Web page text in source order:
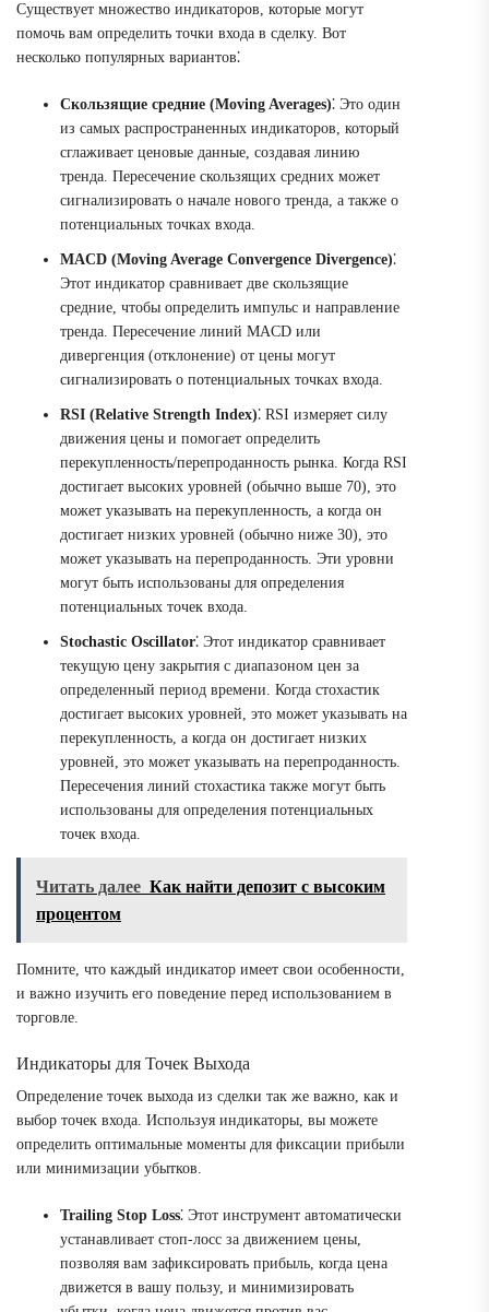
Существует множество индикаторов, которые могут
помочь вам определить точки входа в сделку. Вот
несколько популярных вариантов⁚
Скользящие средние (Moving Averages)⁚ Это один
из самых распространенных индикаторов, который
сглаживает ценовые данные, создавая линию
тренда. Пересечение скользящих средних может
сигнализировать о начале нового тренда, а также о
потенциальных точках входа.
MACD (Moving Average Convergence Divergence)⁚
Этот индикатор сравнивает две скользящие
средние, чтобы определить импульс и направление
тренда. Пересечение линий MACD или
дивергенция (отклонение) от цены могут
сигнализировать о потенциальных точках входа.
RSI (Relative Strength Index)⁚ RSI измеряет силу
движения цены и помогает определить
перекупленность/перепроданность рынка. Когда RSI
достигает высоких уровней (обычно выше 70), это
может указывать на перекупленность, а когда он
достигает низких уровней (обычно ниже 30), это
может указывать на перепроданность. Эти уровни
могут быть использованы для определения
потенциальных точек входа.
Stochastic Oscillator⁚ Этот индикатор сравнивает
текущую цену закрытия с диапазоном цен за
определенный период времени. Когда стохастик
достигает высоких уровней, это может указывать на
перекупленность, а когда он достигает низких
уровней, это может указывать на перепроданность.
Пересечения линий стохастика также могут быть
использованы для определения потенциальных
точек входа.
Читать далее Как найти депозит с высоким
процентом
Помните, что каждый индикатор имеет свои особенности,
и важно изучить его поведение перед использованием в
торговле.
Индикаторы для Точек Выхода
Определение точек выхода из сделки так же важно, как и
выбор точек входа. Используя индикаторы, вы можете
определить оптимальные моменты для фиксации прибыли
или минимизации убытков.
Trailing Stop Loss⁚ Этот инструмент автоматически
устанавливает стоп-лосс за движением цены,
позволяя вам зафиксировать прибыль, когда цена
движется в вашу пользу, и минимизировать